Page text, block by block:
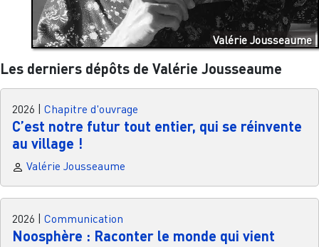
Valérie Jousseaume
Les derniers dépôts de Valérie Jousseaume
2026 Chapitre d'ouvrage
C’est notre futur tout entier, qui se réinvente
au village !
Valérie Jousseaume
2026 Communication
Noosphère : Raconter le monde qui vient